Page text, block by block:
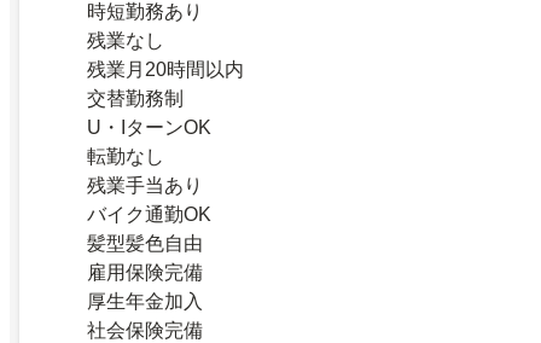
時短勤務あり
残業なし
残業月20時間以内
交替勤務制
U・IターンOK
転勤なし
残業手当あり
バイク通勤OK
髪型髪色自由
雇用保険完備
厚生年金加入
社会保険完備